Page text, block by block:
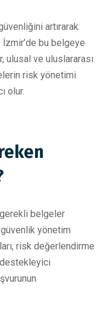
artırarak
bu belgeye
ulusal ve uluslararası
risk yönetimi
olur.
belgeler
güvenlik yönetim
risk değerlendirme